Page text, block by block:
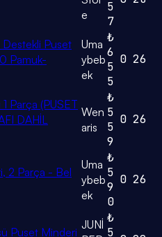
e
5
7
Puset
Pamuk-
Uma
ybeb
ek
₺
6
5
5
0 26
Parça (PUSET
DAHİL
Wen
aris
₺
5
5
9
0 26
2 Parça - Bel
Uma
ybeb
ek
₺
5
9
0
0 26
Puset Minderi
JUNİ ₺
5